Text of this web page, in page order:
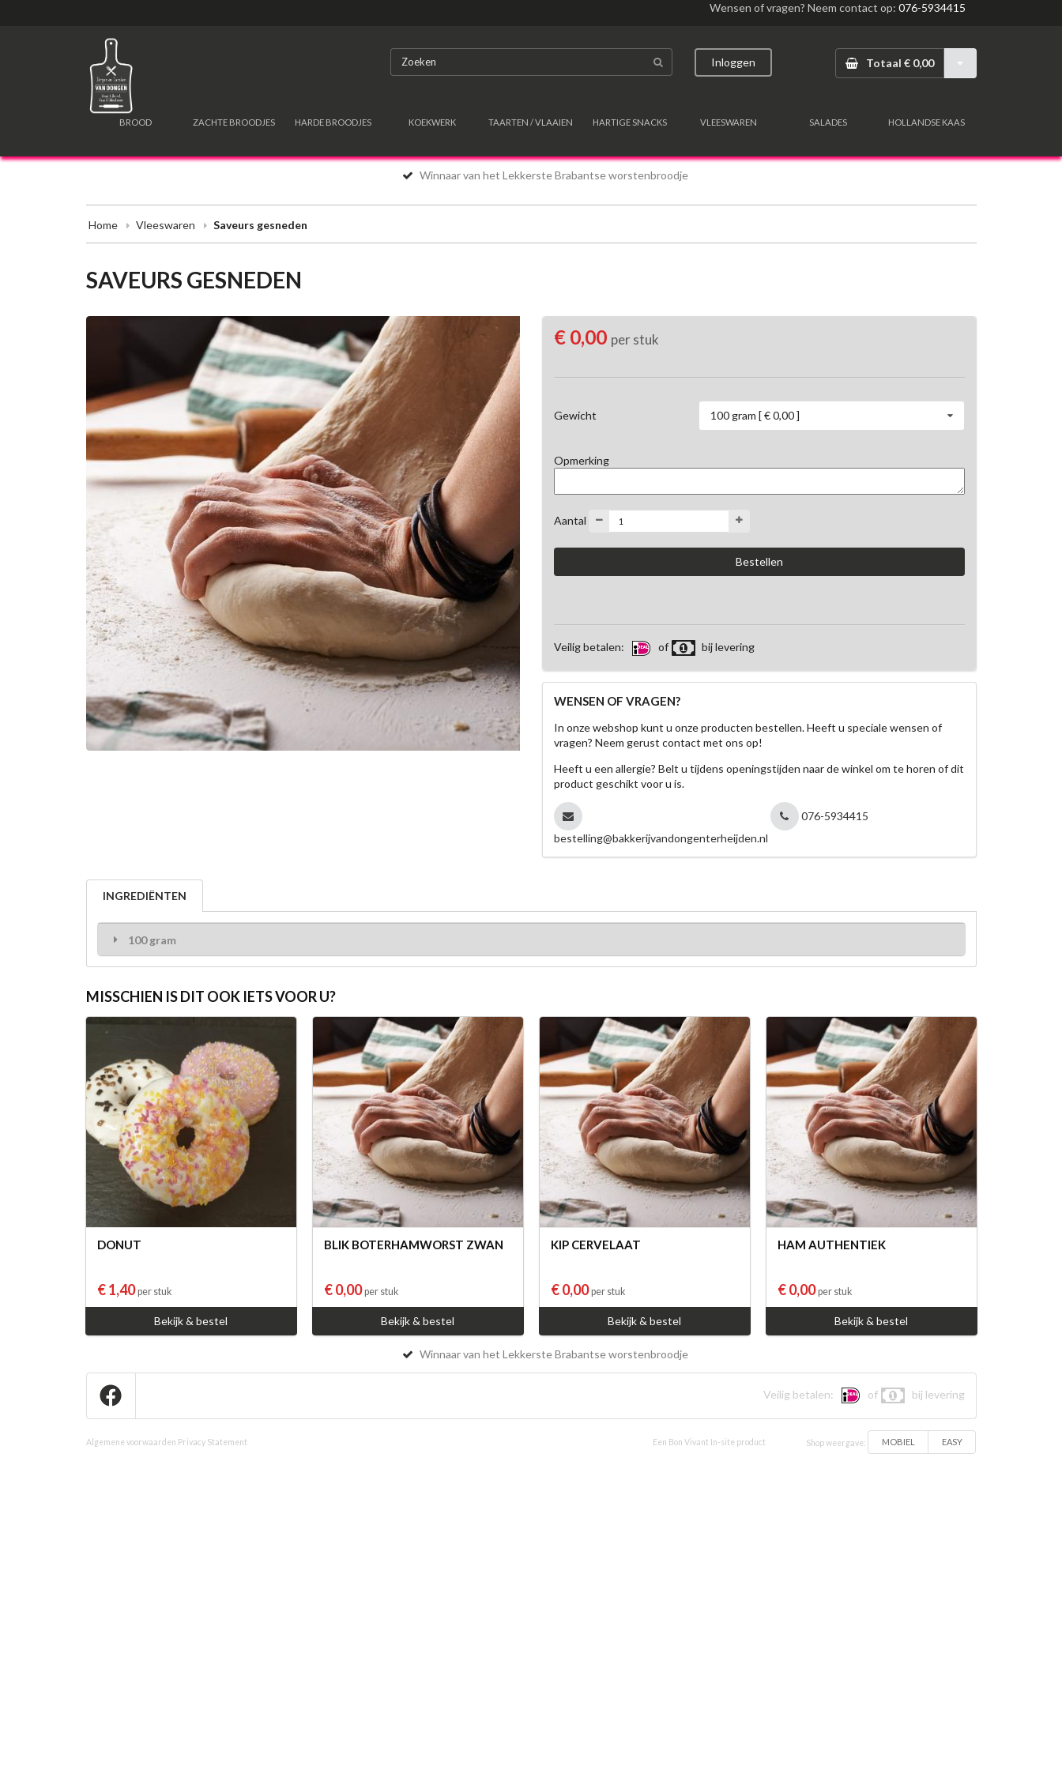
Wensen of vragen? Neem contact op: 076-5934415
Inloggen Totaal € 0,00
BROOD ZACHTE BROODJES HARDE BROODJES KOEKWERK TAARTEN / VLAAIEN HARTIGE SNACKS VLEESWAREN SALADES HOLLANDSE KAAS
Winnaar van het Lekkerste Brabantse worstenbroodje
Home Vleeswaren Saveurs gesneden
SAVEURS GESNEDEN
€ 0,00 per stuk
Gewicht 100 gram [ € 0,00 ]
Opmerking
Aantal
Veilig betalen: of bij levering
WENSEN OF VRAGEN?
In onze webshop kunt u onze producten bestellen. Heeft u speciale wensen of
vragen? Neem gerust contact met ons op!
Heeft u een allergie? Belt u tijdens openingstijden naar de winkel om te horen of dit
product geschikt voor u is.
bestelling@bakkerijvandongenterheijden.nl
076-5934415
INGREDIËNTEN
100 gram
MISSCHIEN IS DIT OOK IETS VOOR U?
DONUT
€ 1,40per stuk
Bekijk & bestel
BLIK BOTERHAMWORST ZWAN
€ 0,00per stuk
Bekijk & bestel
KIP CERVELAAT
€ 0,00per stuk
Bekijk & bestel
HAM AUTHENTIEK
€ 0,00per stuk
Bekijk & bestel
Winnaar van het Lekkerste Brabantse worstenbroodje
Veilig betalen: of bij levering
Algemene voorwaarden Privacy Statement Een Bon Vivant In-site product Shop weergave: MOBIEL EASY